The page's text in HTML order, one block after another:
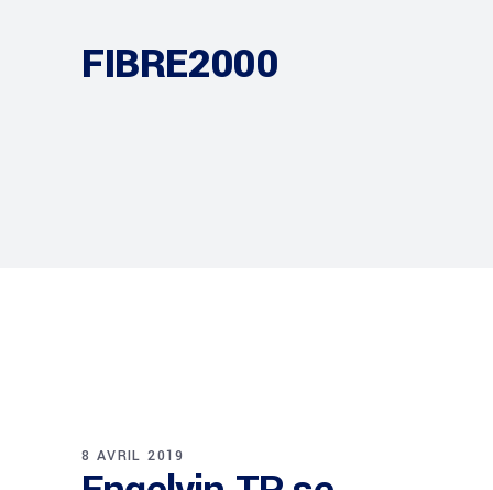
FIBRE2000
8 AVRIL 2019